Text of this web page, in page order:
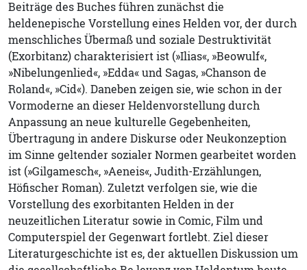
Beiträge des Buches führen zunächst die
heldenepische Vorstellung eines Helden vor, der durch
menschliches Übermaß und soziale Destruktivität
(Exorbitanz) charakterisiert ist (»Ilias«, »Beowulf«,
»Nibelungenlied«, »Edda« und Sagas, »Chanson de
Roland«, »Cid«). Daneben zeigen sie, wie schon in der
Vormoderne an dieser Heldenvorstellung durch
Anpassung an neue kulturelle Gegebenheiten,
Übertragung in andere Diskurse oder Neukonzeption
im Sinne geltender sozialer Normen gearbeitet worden
ist (»Gilgamesch«, »Aeneis«, Judith-Erzählungen,
Höfischer Roman). Zuletzt verfolgen sie, wie die
Vorstellung des exorbitanten Helden in der
neuzeitlichen Literatur sowie in Comic, Film und
Computerspiel der Gegenwart fortlebt. Ziel dieser
Literaturgeschichte ist es, der aktuellen Diskussion um